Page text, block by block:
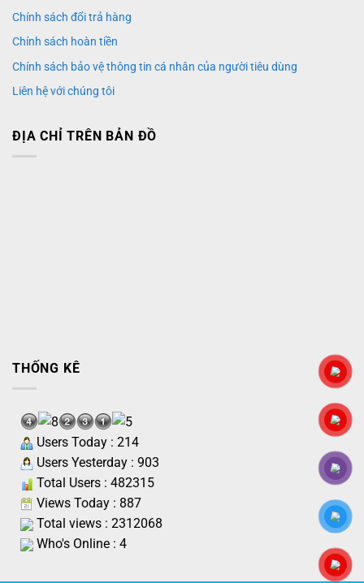
Chính sách đổi trả hàng
Chính sách hoàn tiền
Chính sách bảo vệ thông tin cá nhân của người tiêu dùng
Liên hệ với chúng tôi
ĐỊA CHỈ TRÊN BẢN ĐỒ
THỐNG KÊ
Users Today : 214
Users Yesterday : 903
Total Users : 482315
Views Today : 887
Total views : 2312068
Who's Online : 4